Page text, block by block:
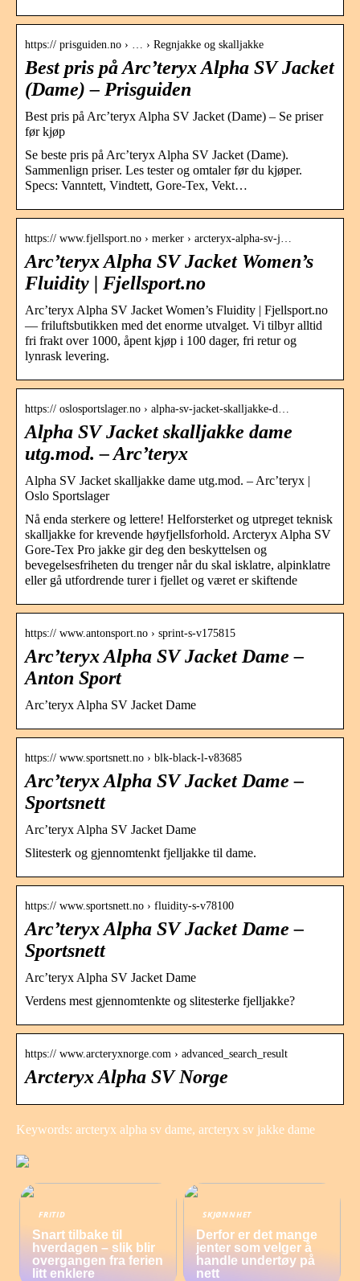
https:// prisguiden.no › … › Regnjakke og skalljakke
Best pris på Arc’teryx Alpha SV Jacket
(Dame) – Prisguiden
Best pris på Arc’teryx Alpha SV Jacket (Dame) – Se priser
før kjøp
Se beste pris på Arc’teryx Alpha SV Jacket (Dame).
Sammenlign priser. Les tester og omtaler før du kjøper.
Specs: Vanntett, Vindtett, Gore-Tex, Vekt…
https:// www.fjellsport.no › merker › arcteryx-alpha-sv-j…
Arc’teryx Alpha SV Jacket Women’s
Fluidity | Fjellsport.no
Arc’teryx Alpha SV Jacket Women’s Fluidity | Fjellsport.no
— friluftsbutikken med det enorme utvalget. Vi tilbyr alltid
fri frakt over 1000, åpent kjøp i 100 dager, fri retur og
lynrask levering.
https:// oslosportslager.no › alpha-sv-jacket-skalljakke-d…
Alpha SV Jacket skalljakke dame
utg.mod. – Arc’teryx
Alpha SV Jacket skalljakke dame utg.mod. – Arc’teryx |
Oslo Sportslager
Nå enda sterkere og lettere! Helforsterket og utpreget teknisk
skalljakke for krevende høyfjellsforhold. Arcteryx Alpha SV
Gore-Tex Pro jakke gir deg den beskyttelsen og
bevegelsesfriheten du trenger når du skal isklatre, alpinklatre
eller gå utfordrende turer i fjellet og været er skiftende
https:// www.antonsport.no › sprint-s-v175815
Arc’teryx Alpha SV Jacket Dame –
Anton Sport
Arc’teryx Alpha SV Jacket Dame
https:// www.sportsnett.no › blk-black-l-v83685
Arc’teryx Alpha SV Jacket Dame –
Sportsnett
Arc’teryx Alpha SV Jacket Dame
Slitesterk og gjennomtenkt fjelljakke til dame.
https:// www.sportsnett.no › fluidity-s-v78100
Arc’teryx Alpha SV Jacket Dame –
Sportsnett
Arc’teryx Alpha SV Jacket Dame
Verdens mest gjennomtenkte og slitesterke fjelljakke?
https:// www.arcteryxnorge.com › advanced_search_result
Arcteryx Alpha SV Norge
Keywords: arcteryx alpha sv dame, arcteryx sv jakke dame
FRITID
Snart tilbake til
hverdagen – slik blir
overgangen fra ferien
litt enklere
SKJØNNHET
Derfor er det mange
jenter som velger å
handle undertøy på
nett